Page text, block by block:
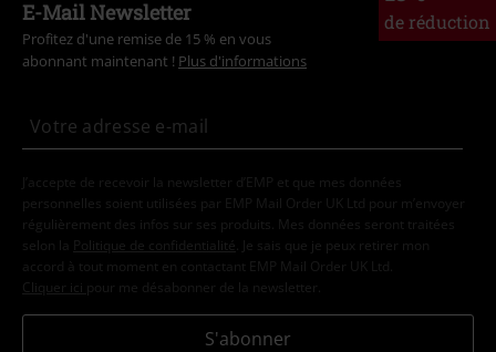
de réduction
E-Mail Newsletter
Profitez d'une remise de 15 % en vous
abonnant maintenant ! Plus d'informations
J’accepte de recevoir la newsletter d’EMP et que mes données
personnelles soient utilisées par EMP Mail Order UK Ltd pour m’envoyer
régulièrement des infos sur ses produits. Mes données seront traitées
selon la
Politique de confidentialité . Je sais que je peux retirer mon
accord à tout moment en contactant EMP Mail Order UK Ltd.
Cliquer ici pour me désabonner de la newsletter.
S'abonner